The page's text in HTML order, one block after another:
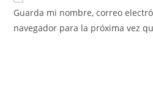
Guarda mi nombre, correo
navegador para la próxima vez